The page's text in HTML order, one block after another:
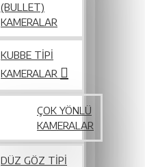
(BULLET)
KAMERALAR
KUBBE TIPI
KAMERALAR
ÇOK YÖNLÜ
KAMERALAR
DÜZ GÖZ TIPI